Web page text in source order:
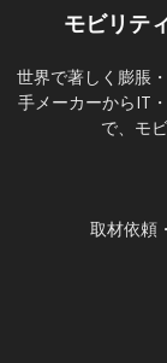
モビリテ
世界で著しく膨脹
手メーカーからIT
で、モ
取材依頼